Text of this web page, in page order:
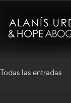
Todas las entradas